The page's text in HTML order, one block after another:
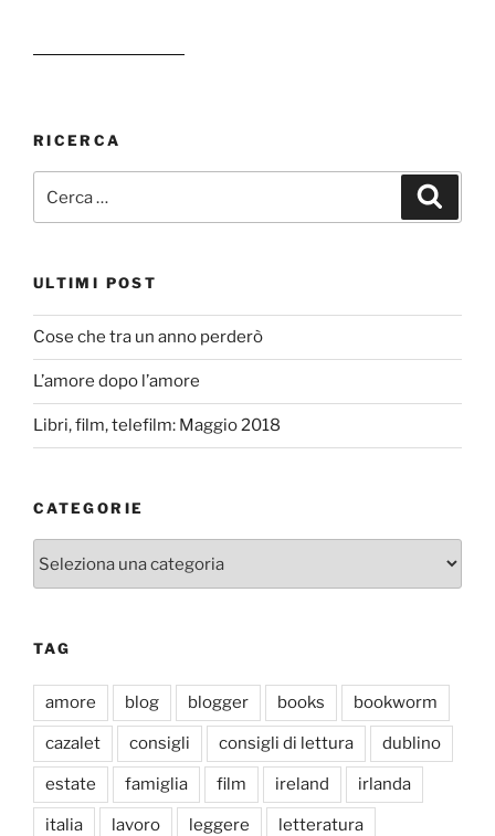
RICERCA
ULTIMI POST
Cose che tra un anno perderò
L’amore dopo l’amore
Libri, film, telefilm: Maggio 2018
CATEGORIE
TAG
amore blog blogger books bookworm
cazalet consigli consigli di lettura dublino
estate famiglia film ireland irlanda
italia lavoro leggere letteratura